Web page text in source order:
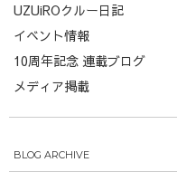
UZUiROクルー日記
イベント情報
10周年記念 連載ブログ
メディア掲載
BLOG ARCHIVE